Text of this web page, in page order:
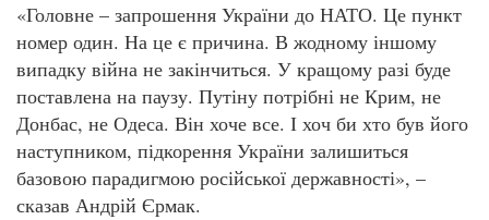
«Головне – запрошення України до НАТО. Це пункт
номер один. На це є причина. В жодному іншому
випадку війна не закінчиться. У кращому разі буде
поставлена на паузу. Путіну потрібні не Крим, не
Донбас, не Одеса. Він хоче все. І хоч би хто був його
наступником, підкорення України залишиться
базовою парадигмою російської державності», –
сказав Андрій Єрмак.